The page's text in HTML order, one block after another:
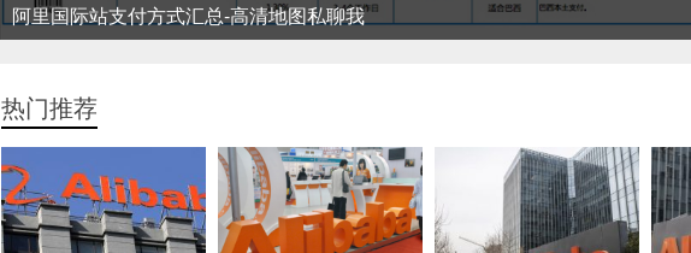
阿里国际站支付方式汇总-高清地图私聊我
热门推荐